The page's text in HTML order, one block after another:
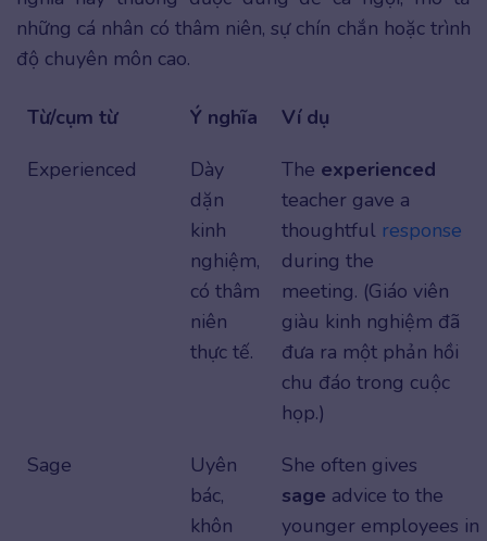
những cá nhân có thâm niên, sự chín chắn hoặc trình
độ chuyên môn cao.
Từ/cụm từ Ý nghĩa
Ví dụ
Experienced
Dày
dặn
kinh
nghiệm,
có thâm
niên
thực tế.
The experienced
teacher gave a
thoughtful response
during the
meeting. (Giáo viên
giàu kinh nghiệm đã
đưa ra một phản hồi
chu đáo trong cuộc
họp.)
Sage
Uyên
bác,
khôn
She often gives
sage advice to the
younger employees in